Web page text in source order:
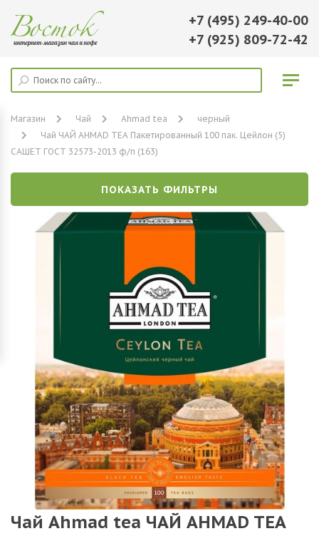
+7 (495) 249-40-00
+7 (925) 809-72-42
Магазин Чай Ahmad tea
черный
Чай ЧАЙ AHMAD TEA Пакетированный 100 пак. Цейлон (5)
САШЕТ ГОСТ 32573-2013 ф/п (163)
ПОКАЗАТЬ ФИЛЬТРЫ
Чай Ahmad tea ЧАЙ AHMAD TEA